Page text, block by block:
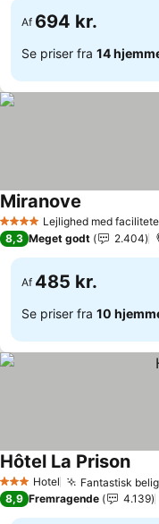
Af 694 kr.
Se priser fra 14
4 StjernerLejlighed med
Miranove
8,3 Meget godt 2.404
Af 485 kr.
Se priser fra 10
3 StjernerHotel Fantastisk
Hôtel La PrisonSe
8,9 Fremragende 4.139